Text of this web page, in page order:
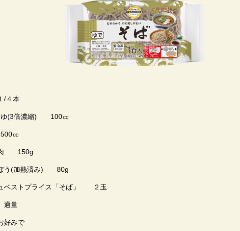
４本
ゆ(3倍濃縮) 100㏄
㏄
肉 150g
ぼう(加熱済み) 80g
ュベストプライス「そば」 ２玉
量
みで